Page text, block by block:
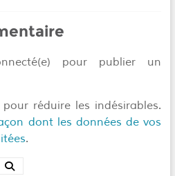
pour publier un
réduire les indésirables.
dont les données de vos
.